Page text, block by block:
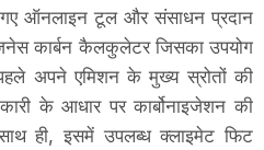
ऑनलाइन टूल और संसाधन प्रदान
कार्बन कैलकुलेटर जिसका उपयोग
अपने एमिशन के मुख्य स्रोतों की
के आधार पर कार्बोनाइजेशन की
ही, इसमें उपलब्ध क्लाइमेट फिट